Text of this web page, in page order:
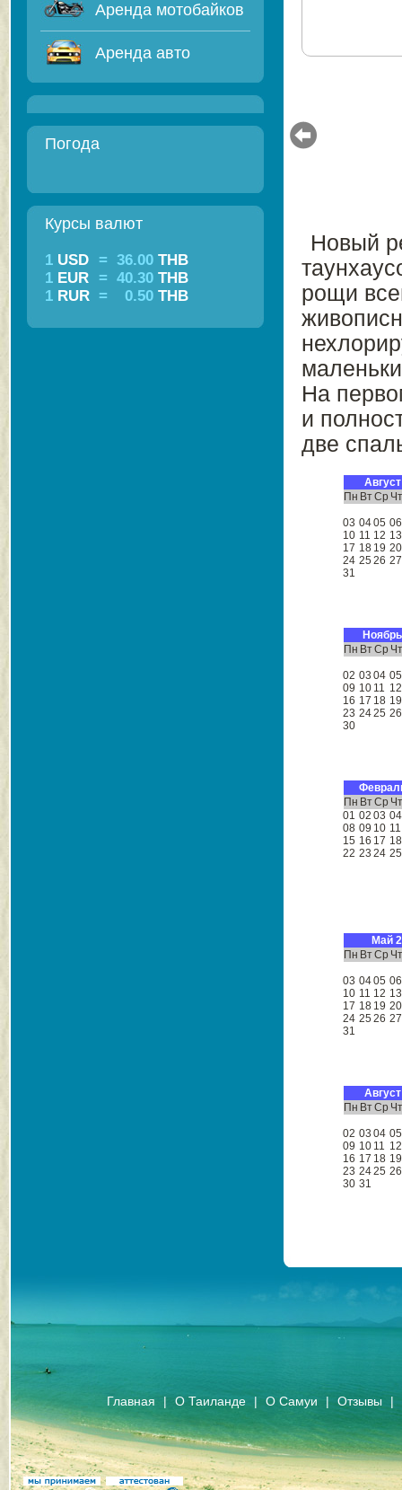
Аренда мотобайков
Аренда авто
Погода
Курсы валют
1 USD = 36.00 THB
1 EUR = 40.30 THB
1 RUR = 0.50 THB
Новый
рощи
На
и
две
Пн ВтСр
03 0405 06
10 11 12 13
17 18 19 20
24 25 26 27
31
Пн ВтСр
02 03 04 05
09 10 11 12
16 17 18 19
23 2425 26
30
Пн ВтСр
01 02 03 04
08 09 10 11
15 16 17 18
22 23 24 25
Май
Пн ВтСр
03 0405 06
10 11 12 13
17 18 19 20
24 25 26 27
31
Пн ВтСр
02 03 04 05
09 10 11 12
16 17 18 19
23 2425 26
30 31
Главная | О Таиланде | О Самуи | Отзывы |